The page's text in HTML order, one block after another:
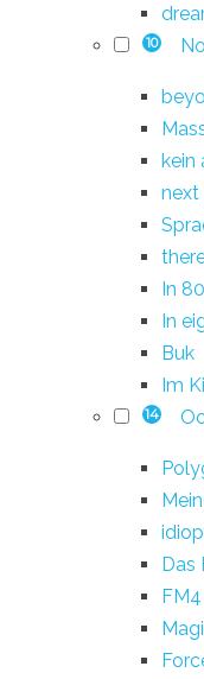
10
kein
next
In
In
Buk
Im
14
Das